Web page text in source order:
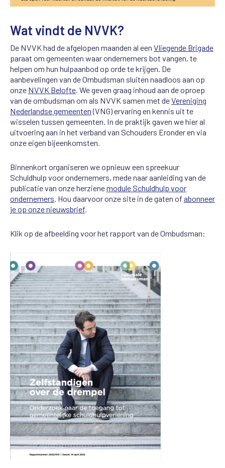
Wat vindt de NVVK?
De NVVK had de afgelopen maanden al een Vliegende Brigade
paraat om gemeenten waar ondernemers bot vangen, te
helpen om hun hulpaanbod op orde te krijgen. De
aanbevelingen van de Ombudsman sluiten naadloos aan op
onze NVVK Belofte. We geven graag inhoud aan de oproep
van de ombudsman om als NVVK samen met deVereniging
Nederlandse gemeenten(VNG) ervaring en kennis uit te
wisselen tussen gemeenten. In de praktijk gaven we hier al
uitvoering aan in het verband van Schouders Eronder en via
onze eigen bijeenkomsten.
Binnenkort organiseren we opnieuw een spreekuur
Schuldhulp voor ondernemers, mede naar aanleiding van de
publicatie van onze herzienemodule Schuldhulp voor
ondernemers. Hou daarvoor onze site in de gaten of abonneer
je op onze nieuwsbrief.
Klik op de afbeelding voor het rapport van de Ombudsman: